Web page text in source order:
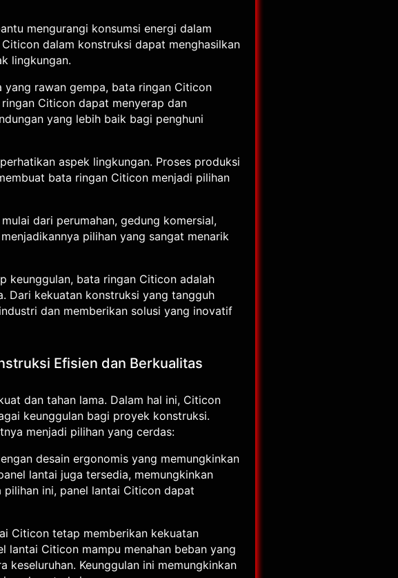
mengurangi konsumsi energi dalam
dalam konstruksi dapat menghasilkan
lingkungan.
yang rawan gempa, bata ringan Citicon
Citicon dapat menyerap dan
yang lebih baik bagi penghuni
aspek lingkungan. Proses produksi
bata ringan Citicon menjadi pilihan
dari perumahan, gedung komersial,
pilihan yang sangat menarik
keunggulan, bata ringan Citicon adalah
Dari kekuatan konstruksi yang tangguh
dan memberikan solusi yang inovatif
Efisien dan Berkualitas
dan tahan lama. Dalam hal ini, Citicon
keunggulan bagi proyek konstruksi.
menjadi pilihan yang cerdas:
desain ergonomis yang memungkinkan
lantai juga tersedia, memungkinkan
ini, panel lantai Citicon dapat
Citicon tetap memberikan kekuatan
lantai Citicon mampu menahan beban yang
Keunggulan ini memungkinkan